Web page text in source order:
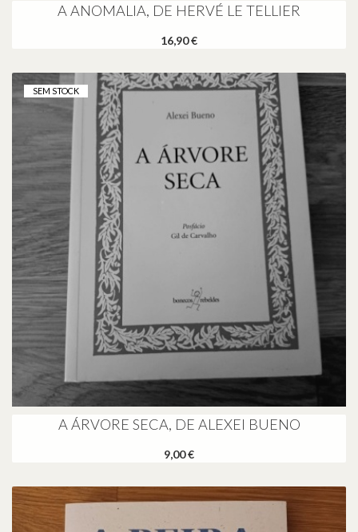
A ANOMALIA, DE HERVÉ LE TELLIER
16,90 €
SEM STOCK
A ÁRVORE SECA, DE ALEXEI BUENO
9,00 €